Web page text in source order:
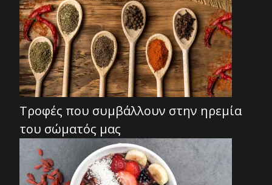
Τροφές που συμβάλλουν στην ηρεμία
του σώματός μας